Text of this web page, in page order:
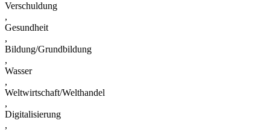
Verschuldung
,
Gesundheit
,
Bildung/Grundbildung
,
Wasser
,
Weltwirtschaft/Welthandel
,
Digitalisierung
,